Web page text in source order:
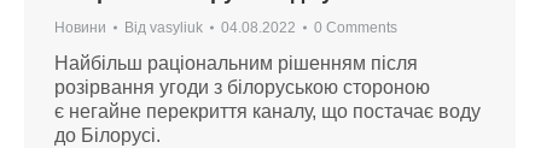
Новини Від vasyliuk 04.08.2022 0 Comments
Найбільш раціональним рішенням після
розірвання угоди з білоруською стороною
є негайне перекриття каналу, що постачає воду
до Білорусі.